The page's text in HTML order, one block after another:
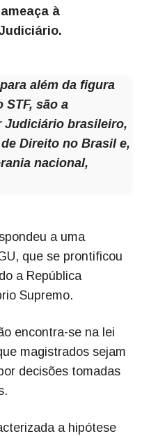
à
além da figura
são a
Judiciário brasileiro,
Direito no Brasil e,
nacional,
a uma
que se prontificou
a República
Supremo.
encontra-se na lei
magistrados sejam
decisões tomadas
a hipótese